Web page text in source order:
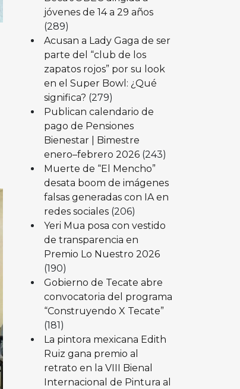
jóvenes de 14 a 29 años
(289)
Acusan a Lady Gaga de ser
parte del “club de los
zapatos rojos” por su look
en el Super Bowl: ¿Qué
significa? (279)
Publican calendario de
pago de Pensiones
Bienestar | Bimestre
enero–febrero 2026 (243)
Muerte de “El Mencho”
desata boom de imágenes
falsas generadas con IA en
redes sociales (206)
Yeri Mua posa con vestido
de transparencia en
Premio Lo Nuestro 2026
(190)
Gobierno de Tecate abre
convocatoria del programa
“Construyendo X Tecate”
(181)
La pintora mexicana Edith
Ruiz gana premio al
retrato en la VIII Bienal
Internacional de Pintura al